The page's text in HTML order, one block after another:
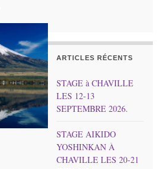
ARTICLES RÉCENTS
STAGE à CHAVILLE
LES 12-13
SEPTEMBRE 2026.
STAGE AIKIDO
YOSHINKAN À
CHAVILLE LES 20-21